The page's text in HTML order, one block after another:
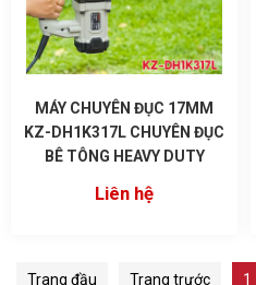
MÁY CHUYÊN ĐỤC 17MM
KZ-DH1K317L CHUYÊN ĐỤC
BÊ TÔNG HEAVY DUTY
Liên hệ
Trang đầu Trang trước 1